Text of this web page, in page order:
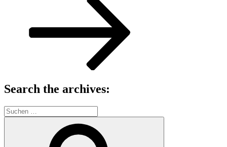
Search the archives:
Suche
nach: